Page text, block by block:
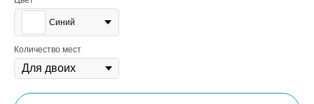
Синий
Количество мест